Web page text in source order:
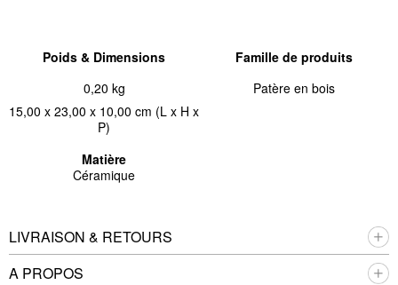
Poids & Dimensions
0,20 kg
15,00 x 23,00 x 10,00 cm (L x H x
P)
Matière
Céramique
Famille de produits
Patère en bois
LIVRAISON & RETOURS
A PROPOS